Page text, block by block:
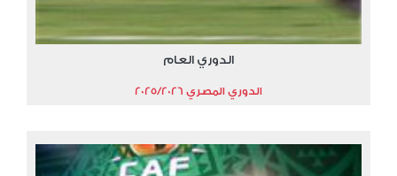
الدوري العام
الدوري المصري 2025/2026